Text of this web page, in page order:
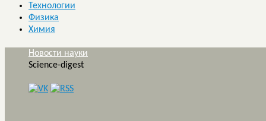
Технологии
Физика
Химия
Новости науки
Science-digest